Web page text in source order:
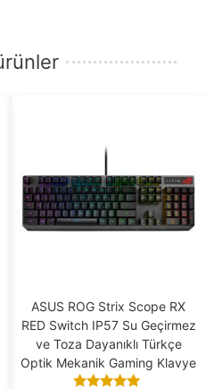
ASUS ROG Strix Scope RX
RED Switch IP57 Su Geçirmez
ve Toza Dayanıklı Türkçe
Optik Mekanik Gaming Klavye